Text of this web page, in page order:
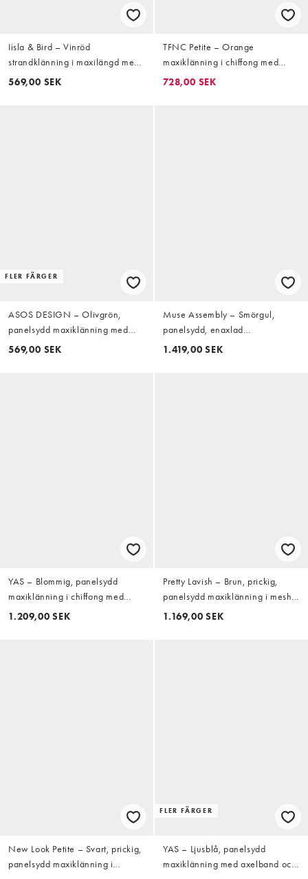
Iisla & Bird – Vinröd
strandklänning i maxilängd med
volang
569,00 SEK
TFNC Petite – Orange
maxiklänning i chiffong med
draperad ringning
728,00 SEK
FLER FÄRGER
ASOS DESIGN – Olivgrön,
panelsydd maxiklänning med
knytning och kantrand
569,00 SEK
Muse Assembly – Smörgul,
panelsydd, enaxlad
maxiklänning i bohostil med
1.419,00 SEK
YAS – Blommig, panelsydd
maxiklänning i chiffong med
utsvängda ärmar
1.209,00 SEK
Pretty Lavish – Brun, prickig,
panelsydd maxiklänning i mesh
med volang
1.169,00 SEK
New Look Petite – Svart, prickig,
panelsydd maxiklänning i
FLER FÄRGER
YAS – Ljusblå, panelsydd
maxiklänning med axelband och